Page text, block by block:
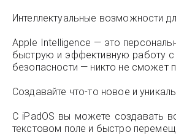
Интеллектуальные возможности
Apple Intelligence — это
быструю и эффективную работу с
безопасности — никто не сможет
Создавайте что-то новое и
С iPadOS вы можете создавать
текстовом поле и быстро